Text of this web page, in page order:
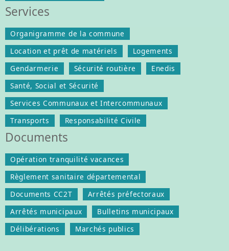
Services
Organigramme de la commune
Location et prêt de matériels
Logements
Gendarmerie
Sécurité routière
Enedis
Santé, Social et Sécurité
Services Communaux et Intercommunaux
Transports
Responsabilité Civile
Documents
Opération tranquilité vacances
Règlement sanitaire départemental
Documents CC2T
Arrêtés préfectoraux
Arrêtés municipaux
Bulletins municipaux
Délibérations
Marchés publics